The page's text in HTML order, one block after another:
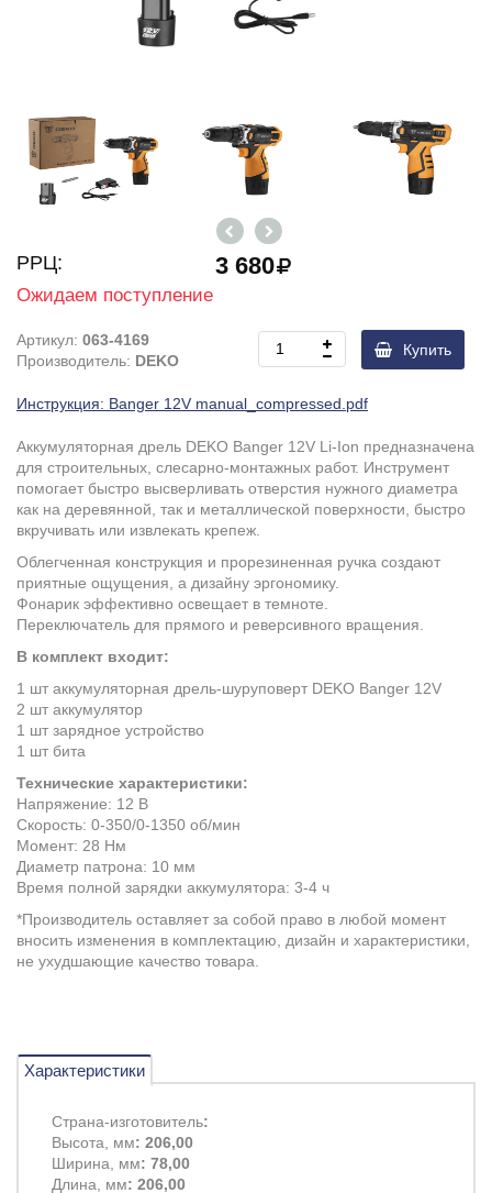
РРЦ: 3 680
Ожидаем поступление
Артикул: 063-4169
Производитель: DEKO
Купить
Инструкция: Banger 12V manual_compressed.pdf
Аккумуляторная дрель DEKO Banger 12V Li-Ion предназначена
для строительных, слесарно-монтажных работ. Инструмент
помогает быстро высверливать отверстия нужного диаметра
как на деревянной, так и металлической поверхности, быстро
вкручивать или извлекать крепеж.
Облегченная конструкция и прорезиненная ручка создают
приятные ощущения, а дизайну эргономику.
Фонарик эффективно освещает в темноте.
Переключатель для прямого и реверсивного вращения.
В комплект входит:
1 шт аккумуляторная дрель-шуруповерт DEKO Banger 12V
2 шт аккумулятор
1 шт зарядное устройство
1 шт бита
Технические характеристики:
Напряжение: 12 В
Скорость: 0-350/0-1350 об/мин
Момент: 28 Нм
Диаметр патрона: 10 мм
Время полной зарядки аккумулятора: 3-4 ч
*Производитель оставляет за собой право в любой момент
вносить изменения в комплектацию, дизайн и характеристики,
не ухудшающие качество товара.
Характеристики
Страна-изготовитель:
Высота, мм: 206,00
Ширина, мм: 78,00
Длина, мм: 206,00